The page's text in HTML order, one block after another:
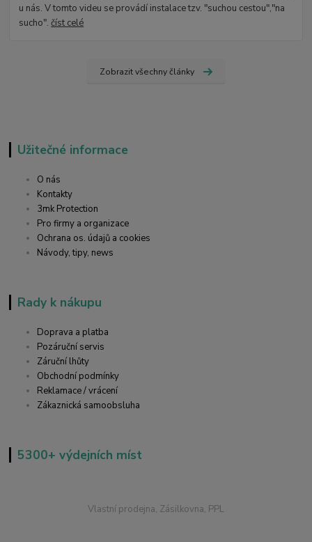
u nás. V tomto videu se provádí instalace tzv. "suchou cestou","na
sucho".číst celé
Zobrazit všechny články
Užitečné informace
O nás
Kontakty
3mk Protection
Pro firmy a organizace
Ochrana os. údajů a cookies
Návody, tipy, news
Rady k nákupu
Doprava a platba
Pozáruční servis
Záruční lhůty
Obchodní podmínky
Reklamace / vrácení
Zákaznická samoobsluha
5300+ výdejních míst
Vlastní prodejna, Zásilkovna, PPL